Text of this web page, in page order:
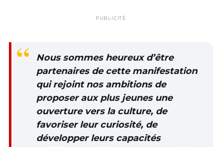
PUBLICITÉ
Nous sommes heureux d’être
partenaires de cette manifestation
qui rejoint nos ambitions de
proposer aux plus jeunes une
ouverture vers la culture, de
favoriser leur curiosité, de
développer leurs capacités